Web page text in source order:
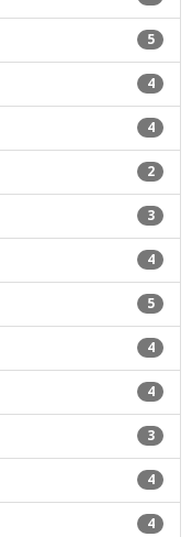
5
4
4
2
3
4
5
4
4
3
4
4